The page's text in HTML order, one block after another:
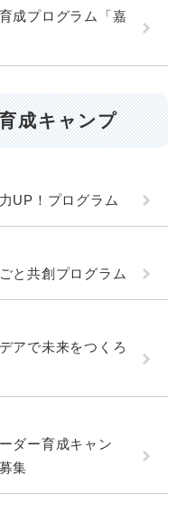
成プログラム「嘉
成キャンプ
UP！プログラム
と共創プログラム
アで未来をつくろ
ダー育成キャン
集